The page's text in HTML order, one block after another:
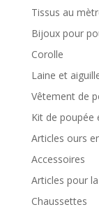
Tissus au
Bijoux pour
Corolle
Laine et
Vêtement de
Kit de poupée
Articles ours
Accessoires
Articles pour
Chaussettes